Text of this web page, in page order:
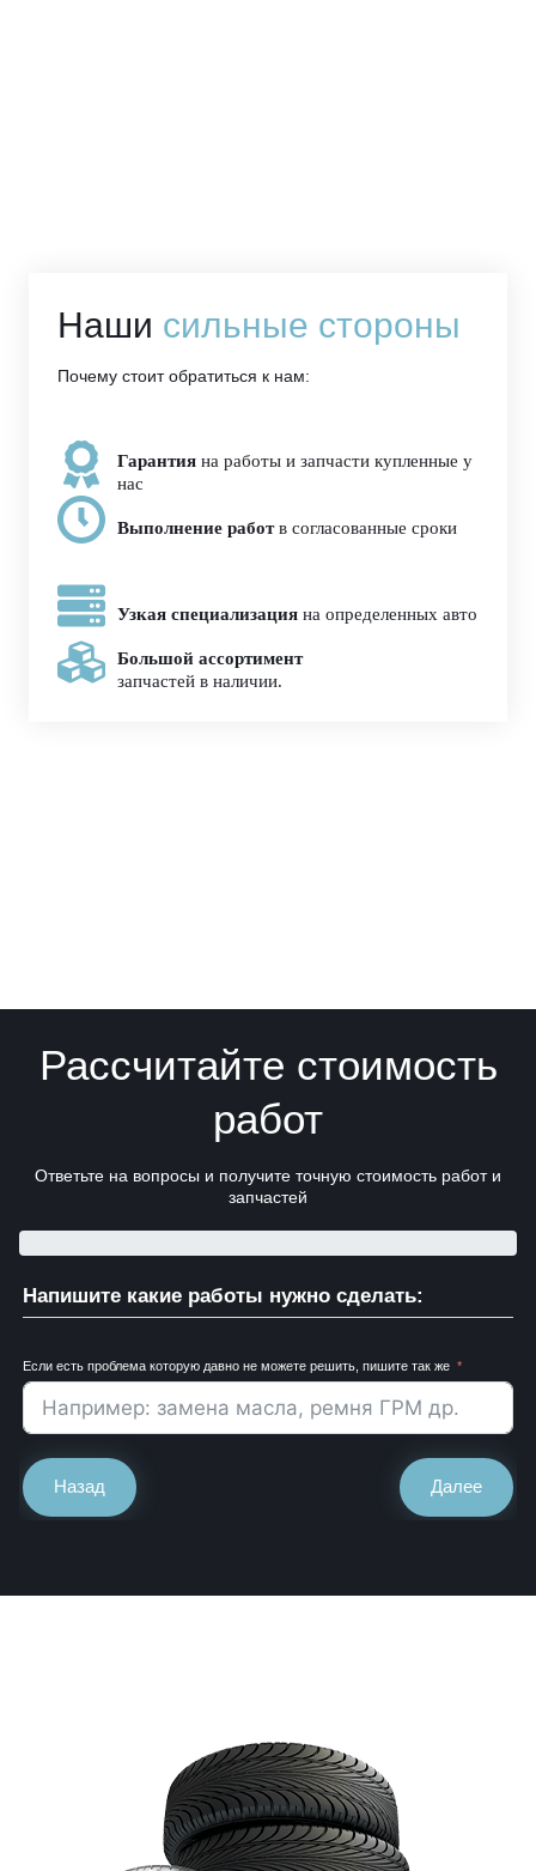
Наши сильные стороны
Почему стоит обратиться к нам:
Гарантия на работы и запчасти купленные у
нас
Выполнение работв согласованные сроки
Узкая специализация на определенных авто
Большой ассортимент
запчастей в наличии.
Рассчитайте стоимость
работ
Ответьте на вопросы и получите точную стоимость работ и
запчастей
Напишите какие работы нужно сделать:
Если есть проблема которую давно не можете решить, пишите так же
Назад Далее